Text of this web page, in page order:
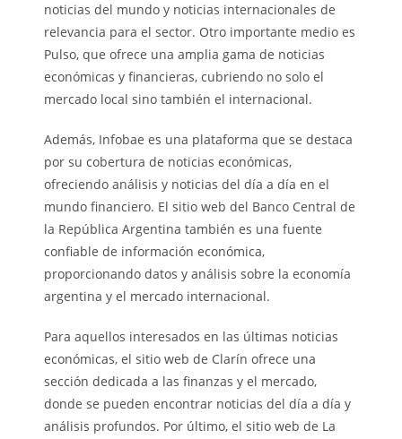
noticias del mundo y noticias internacionales de
relevancia para el sector. Otro importante medio es
Pulso, que ofrece una amplia gama de noticias
económicas y financieras, cubriendo no solo el
mercado local sino también el internacional.
Además, Infobae es una plataforma que se destaca
por su cobertura de noticias económicas,
ofreciendo análisis y noticias del día a día en el
mundo financiero. El sitio web del Banco Central de
la República Argentina también es una fuente
confiable de información económica,
proporcionando datos y análisis sobre la economía
argentina y el mercado internacional.
Para aquellos interesados en las últimas noticias
económicas, el sitio web de Clarín ofrece una
sección dedicada a las finanzas y el mercado,
donde se pueden encontrar noticias del día a día y
análisis profundos. Por último, el sitio web de La